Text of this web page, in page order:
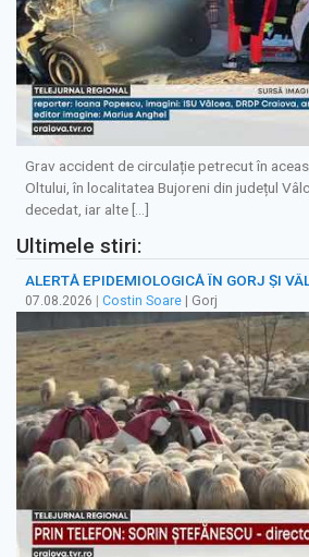
Grav accident de circulație petrecut în
Oltului, în localitatea Bujoreni din județul
decedat, iar alte […]
Ultimele stiri:
ALERTĂ EPIDEMIOLOGICĂ ÎN GORJ ȘI
07.08.2026 Costin Soare | Gorj